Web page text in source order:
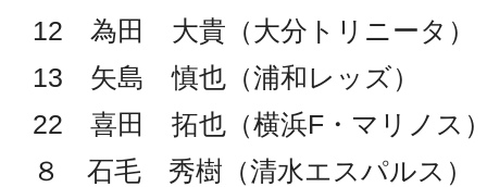
12 為田 大貴（大分トリニータ）
13 矢島 慎也（浦和レッズ）
22 喜田 拓也（横浜F・マリノス
８ 石毛 秀樹（清水エスパルス）